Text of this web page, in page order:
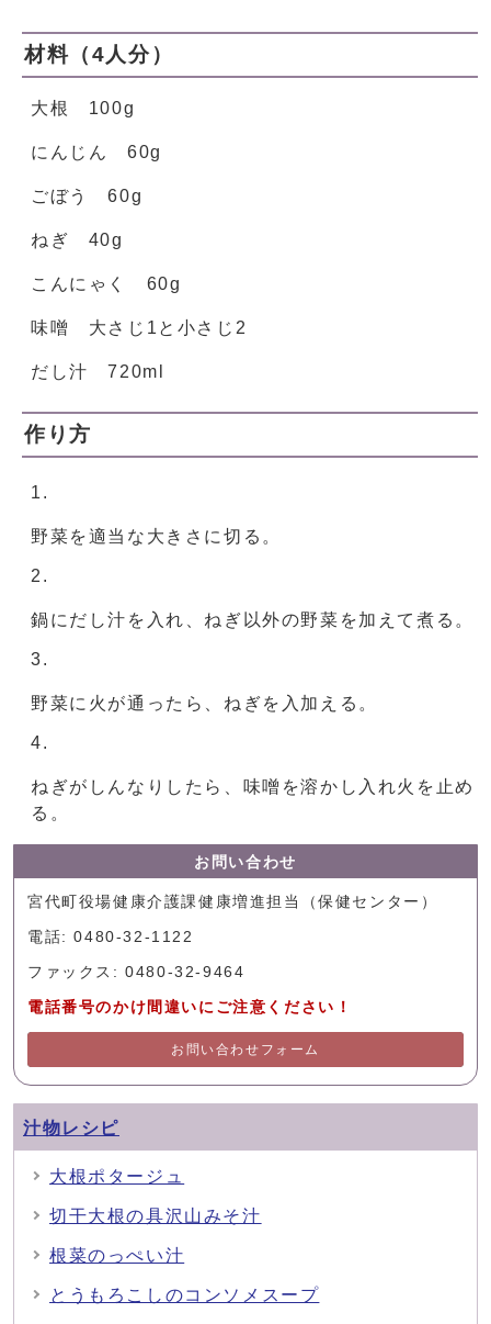
材料（4人分）
大根 100g
にんじん 60g
ごぼう 60g
ねぎ 40g
こんにゃく 60g
味噌 大さじ1と小さじ2
だし汁 720ml
作り方
野菜を適当な大きさに切る。
鍋にだし汁を入れ、ねぎ以外の野菜を加えて煮る。
野菜に火が通ったら、ねぎを入加える。
ねぎがしんなりしたら、味噌を溶かし入れ火を止め
る。
お問い合わせ
宮代町役場健康介護課健康増進担当（保健センター）
電話: 0480-32-1122
ファックス: 0480-32-9464
電話番号のかけ間違いにご注意ください！
お問い合わせフォーム
汁物レシピ
大根ポタージュ
切干大根の具沢山みそ汁
根菜のっぺい汁
とうもろこしのコンソメスープ